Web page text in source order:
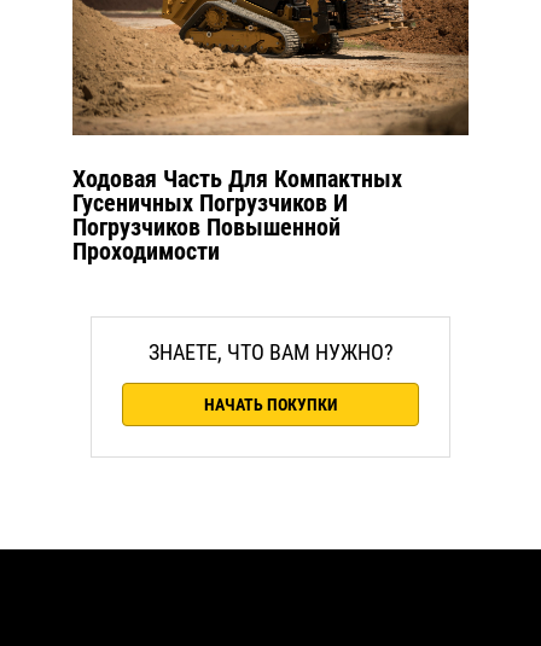
Ходовая Часть Для Компактных
Гусеничных Погрузчиков И
Погрузчиков Повышенной
Проходимости
ЗНАЕТЕ, ЧТО ВАМ НУЖНО?
НАЧАТЬ ПОКУПКИ